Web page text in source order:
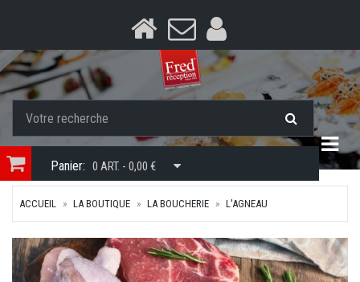
Panier: 0 ART. - 0,00 €
ACCUEIL LA BOUTIQUE LA BOUCHERIE L'AGNEAU